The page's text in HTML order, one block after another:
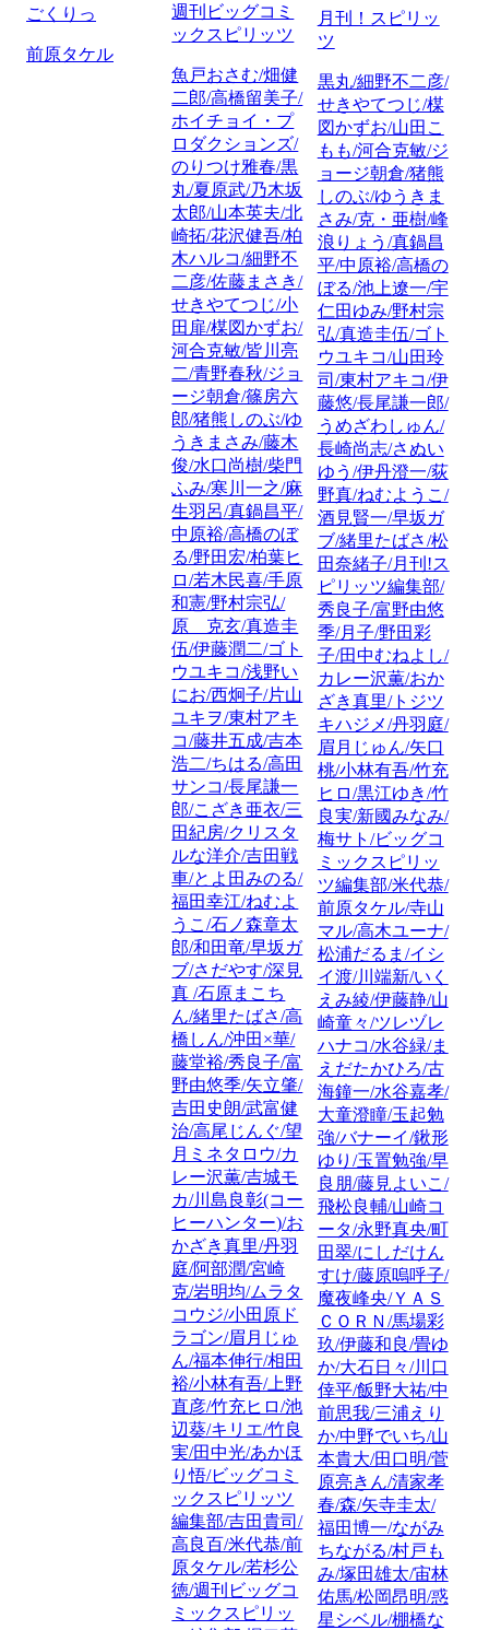
ごくりっ
前原タケル
週刊ビッグコミ
ックスピリッツ
魚戸おさむ/畑健
二郎/高橋留美子/
ホイチョイ・プ
ロダクションズ/
のりつけ雅春/黒
丸/夏原武/乃木坂
太郎/山本英夫/北
崎拓/花沢健吾/柏
木ハルコ/細野不
二彦/佐藤まさき/
せきやてつじ/小
田扉/楳図かずお/
河合克敏/皆川亮
二/青野春秋/ジョ
ージ朝倉/篠房六
郎/猪熊しのぶ/ゆ
うきまさみ/藤木
俊/水口尚樹/柴門
ふみ/寒川一之/麻
生羽呂/真鍋昌平/
中原裕/高橋のぼ
る/野田宏/柏葉ヒ
ロ/若木民喜/手原
和憲/野村宗弘/
原 克玄/真造圭
伍/伊藤潤二/ゴト
ウユキコ/浅野い
にお/西炯子/片山
ユキヲ/東村アキ
コ/藤井五成/吉本
浩二/ちはる/高田
サンコ/長尾謙一
郎/こざき亜衣/三
田紀房/クリスタ
ルな洋介/吉田戦
車/とよ田みのる/
福田幸江/ねむよ
うこ/石ノ森章太
郎/和田竜/早坂ガ
ブ/さだやす/深見
真 /石原まこち
ん/緒里たばさ/高
橋しん/沖田×華/
藤堂裕/秀良子/富
野由悠季/矢立肇/
吉田史朗/武富健
治/高尾じんぐ/望
月ミネタロウ/カ
レー沢薫/吉城モ
カ/川島良彰(コー
ヒーハンター)/お
かざき真里/丹羽
庭/阿部潤/宮崎
克/岩明均/ムラタ
コウジ/小田原ド
ラゴン/眉月じゅ
ん/福本伸行/相田
裕/小林有吾/上野
直彦/竹充ヒロ/池
辺葵/キリエ/竹良
実/田中光/あかほ
り悟/ビッグコミ
ックスピリッツ
編集部/吉田貴司/
高良百/米代恭/前
原タケル/若杉公
徳/週刊ビッグコ
ミックスピリッ
月刊！スピリッ
ツ
黒丸/細野不二彦/
せきやてつじ/楳
図かずお/山田こ
もも/河合克敏/ジ
ョージ朝倉/猪熊
しのぶ/ゆうきま
さみ/克・亜樹/峰
浪りょう/真鍋昌
平/中原裕/高橋の
ぼる/池上遼一/宇
仁田ゆみ/野村宗
弘/真造圭伍/ゴト
ウユキコ/山田玲
司/東村アキコ/伊
藤悠/長尾謙一郎/
うめざわしゅん/
長崎尚志/さぬい
ゆう/伊丹澄一/荻
野真/ねむようこ/
酒見賢一/早坂ガ
ブ/緒里たばさ/松
田奈緒子/月刊!ス
ピリッツ編集部/
秀良子/富野由悠
季/月子/野田彩
子/田中むねよし/
カレー沢薫/おか
ざき真里/トジツ
キハジメ/丹羽庭/
眉月じゅん/矢口
桃/小林有吾/竹充
ヒロ/黒江ゆき/竹
良実/新國みなみ/
梅サト/ビッグコ
ミックスピリッ
ツ編集部/米代恭/
前原タケル/寺山
マル/高木ユーナ/
松浦だるま/イシ
イ渡/川端新/いく
えみ綾/伊藤静/山
崎童々/ツレヅレ
ハナコ/水谷緑/ま
えだたかひろ/古
海鐘一/水谷嘉孝/
大童澄瞳/玉起勉
強/バナーイ/鍬形
ゆり/玉置勉強/早
良朋/藤見よいこ/
飛松良輔/山崎コ
ータ/永野真央/町
田翠/にしだけん
すけ/藤原嗚呼子/
魔夜峰央/ＹＡＳ
ＣＯＲＮ/馬場彩
玖/伊藤和良/畳ゆ
か/大石日々/川口
倖平/飯野大祐/中
前思我/三浦えり
か/中野でいち/山
本貴大/田口明/菅
原亮きん/清家孝
春/森/矢寺圭太/
福田博一/ながみ
ちながる/村戸も
み/塚田雄太/宙林
佑馬/松岡昂明/惑
星シベル/棚橋な